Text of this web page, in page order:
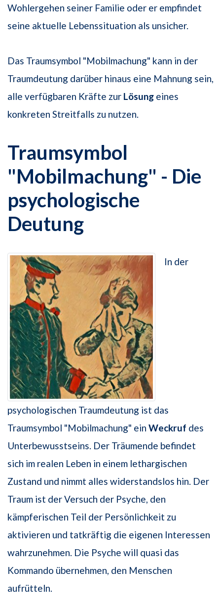
Wohlergehen seiner Familie oder er empfindet
seine aktuelle Lebenssituation als unsicher.
Das Traumsymbol "Mobilmachung" kann in der
Traumdeutung darüber hinaus eine Mahnung sein,
alle verfügbaren Kräfte zur Lösung eines
konkreten Streitfalls zu nutzen.
Traumsymbol
"Mobilmachung" - Die
psychologische
Deutung
In der
psychologischen Traumdeutung ist das
Traumsymbol "Mobilmachung" ein Weckruf des
Unterbewusstseins. Der Träumende befindet
sich im realen Leben in einem lethargischen
Zustand und nimmt alles widerstandslos hin. Der
Traum ist der Versuch der Psyche, den
kämpferischen Teil der Persönlichkeit zu
aktivieren und tatkräftig die eigenen Interessen
wahrzunehmen. Die Psyche will quasi das
Kommando übernehmen, den Menschen
aufrütteln.